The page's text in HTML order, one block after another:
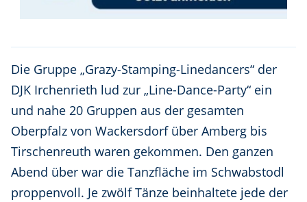
Die Gruppe „Grazy-Stamping-Linedancers“ der
DJK Irchenrieth lud zur „Line-Dance-Party“ ein
und nahe 20 Gruppen aus der gesamten
Oberpfalz von Wackersdorf über Amberg bis
Tirschenreuth waren gekommen. Den ganzen
Abend über war die Tanzfläche im Schwabstodl
proppenvoll. Je zwölf Tänze beinhaltete jede der